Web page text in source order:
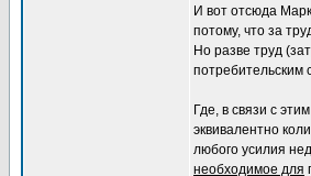
И вот отсюда
потому, что за
Но разве труд
потребительским
Где, в связи с
эквивалентно
любого усилия
необходимое для